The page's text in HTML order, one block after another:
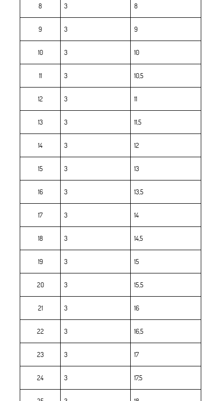
8 3 8
9 3 9
10 3 10
11 3 10,5
12 3 11
13 3 11,5
14 3 12
15 3 13
16 3 13,5
17 3 14
18 3 14,5
19 3 15
20 3 15,5
21 3 16
22 3 16,5
23 3 17
24 3 17,5